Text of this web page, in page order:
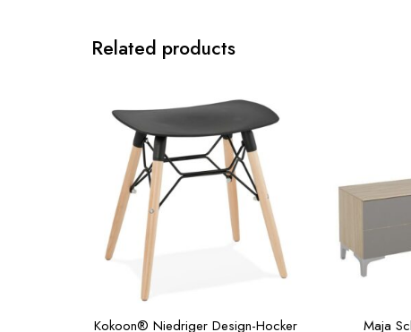
Related products
Kokoon® Niedriger Design-Hocker
Maja